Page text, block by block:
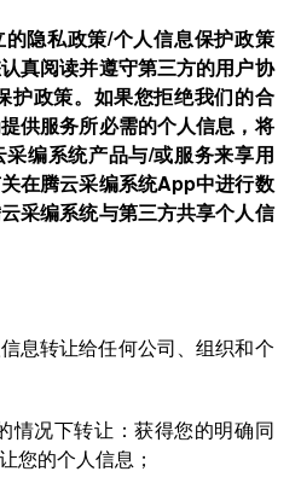
隐私政策/个人信息保护政策
真阅读并遵守第三方的用户协
护政策。如果您拒绝我们的合
供服务所必需的个人信息，将
编系统产品与/或服务来享用
在腾云采编系统App中进行数
采编系统与第三方共享个人信
息转让给任何公司、组织和个
情况下转让：获得您的明确同
您的个人信息；